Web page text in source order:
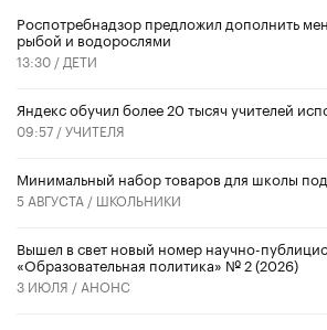
Роспотребнадзор предложил дополнить
рыбой и водорослями
13:30 / ДЕТИ
​Яндекс обучил более 20 тысяч учителей
09:57 /УЧИТЕЛЯ
Минимальный набор товаров для школы
5 АВГУСТА / ШКОЛЬНИКИ
Вышел в свет новый номер научно-
«Образовательная политика» № 2 (2026)
3 ИЮЛЯ / АНОНС